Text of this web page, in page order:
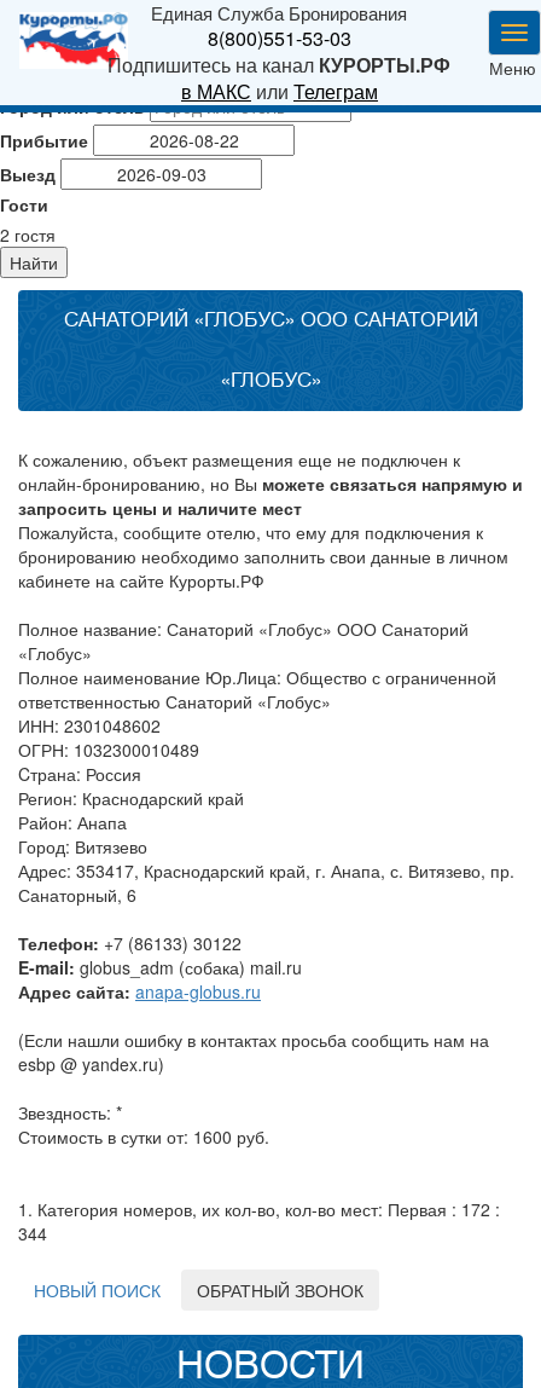
Единая Служба Бронирования
8(800)551-53-03
Подпишитесь на канал КУРОРТЫ.РФ
в МАКС или Телеграм
Меню
Город или отель
Прибытие
Выезд
Гости
2 гостя
Найти
САНАТОРИЙ «ГЛОБУС» ООО САНАТОРИЙ
«ГЛОБУС»
К сожалению, объект размещения еще не подключен к
онлайн-бронированию, но Вы можете связаться напрямую и
запросить цены и наличите мест
Пожалуйста, сообщите отелю, что ему для подключения к
бронированию необходимо заполнить свои данные в личном
кабинете на сайте Курорты.РФ
Полное название: Санаторий «Глобус» ООО Санаторий
«Глобус»
Полное наименование Юр.Лица: Общество с ограниченной
ответственностью Санаторий «Глобус»
ИНН: 2301048602
ОГРН: 1032300010489
Cтрана: Россия
Регион: Краснодарский край
Район: Анапа
Город: Витязево
Адрес: 353417, Краснодарский край, г. Анапа, с. Витязево, пр.
Санаторный, 6
Телефон: +7 (86133) 30122
E-mail: globus_adm (собака) mail.ru
Адрес сайта: anapa-globus.ru
(Если нашли ошибку в контактах просьба сообщить нам на
esbp @ yandex.ru)
Звездность: *
Стоимость в сутки от: 1600 руб.
1. Категория номеров, их кол-во, кол-во мест: Первая : 172 :
344
НОВЫЙ ПОИСК ОБРАТНЫЙ ЗВОНОК
НОВОСТИ